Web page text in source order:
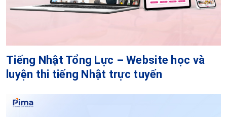
Tiếng Nhật Tổng Lực – Website học và
luyện thi tiếng Nhật trực tuyến